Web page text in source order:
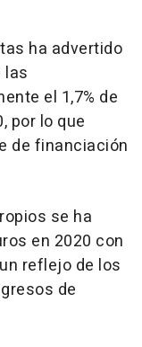
ha advertido
las
el 1,7% de
por lo que
de financiación
se ha
en 2020 con
reflejo de los
de